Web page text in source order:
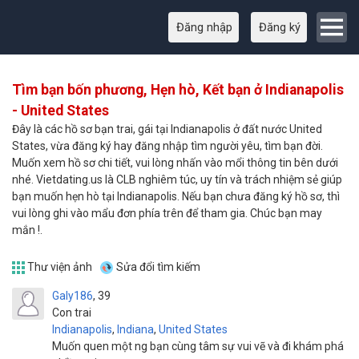
Đăng nhập Đăng ký
Tìm bạn bốn phương, Hẹn hò, Kết bạn ở Indianapolis
- United States
Đây là các hồ sơ bạn trai, gái tại Indianapolis ở đất nước United
States, vừa đăng ký hay đăng nhập tìm người yêu, tìm bạn đời.
Muốn xem hồ sơ chi tiết, vui lòng nhấn vào mổi thông tin bên dưới
nhé. Vietdating.us là CLB nghiêm túc, uy tín và trách nhiệm sẻ giúp
bạn muốn hẹn hò tại Indianapolis. Nếu bạn chưa đăng ký hồ sơ, thì
vui lòng ghi vào mẩu đơn phía trên để tham gia. Chúc bạn may
mắn !.
Thư viện ảnh Sửa đổi tìm kiếm
Galy186
Con trai
39
Indianapolis, Indiana, United States
Muốn quen một ng bạn cùng tâm sự vui vẽ và đi khám phá